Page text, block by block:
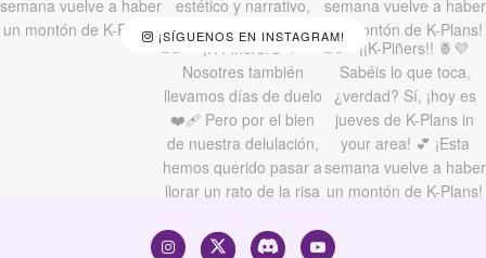
¡SÍGUENOS EN INSTAGRAM!